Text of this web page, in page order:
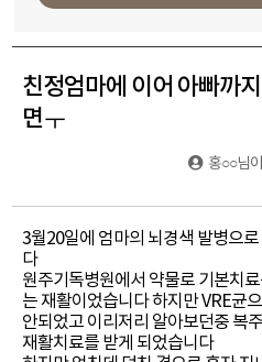
친정엄마에 이어 아빠까
면ㅜ
홍○○님
3월20일에 엄마의 뇌경색 발병으
다
원주기독병원에서 약물로 기본치
는 재활이었습니다 하지만 VRE균
안되었고 이리저리 알아보던중 복
재활치료를 받게 되었습니다